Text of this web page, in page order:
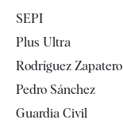
Televisión
SEPI
Plus Ultra
Rodríguez Zapatero
Pedro Sánchez
Guardia Civil